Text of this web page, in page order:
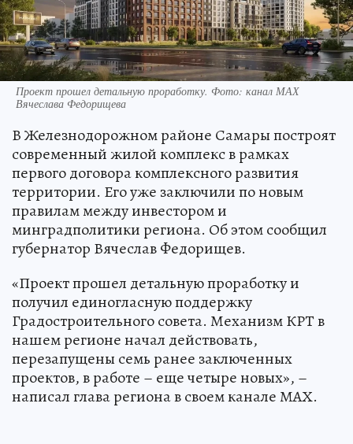
Проект прошел детальную проработку. Фото: канал МАХ
Вячеслава Федорищева
В Железнодорожном районе Самары построят
современный жилой комплекс в рамках
первого договора комплексного развития
территории. Его уже заключили по новым
правилам между инвестором и
минградполитики региона. Об этом сообщил
губернатор Вячеслав Федорищев.
«Проект прошел детальную проработку и
получил единогласную поддержку
Градостроительного совета. Механизм КРТ в
нашем регионе начал действовать,
перезапущены семь ранее заключенных
проектов, в работе – еще четыре новых», –
написал глава региона в своем канале МАХ.